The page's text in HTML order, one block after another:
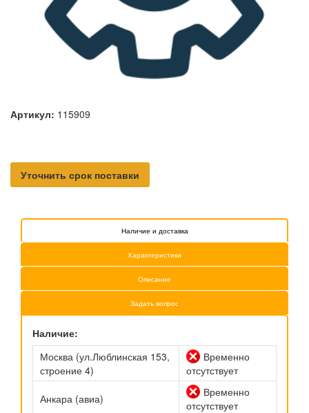
Артикул: 115909
Уточнить срок поставки
Наличие и доставка
Характеристики
Описание
Задать вопрос
Наличие:
Москва (ул.Люблинская 153,
строение 4)
Временно
отсутствует
Анкара (авиа)
Временно
отсутствует